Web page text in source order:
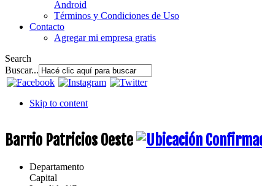
Android
Términos y Condiciones de Uso
Contacto
Agregar mi empresa gratis
Search
Buscar...
Skip to content
Barrio Patricios Oeste
Departamento
Capital